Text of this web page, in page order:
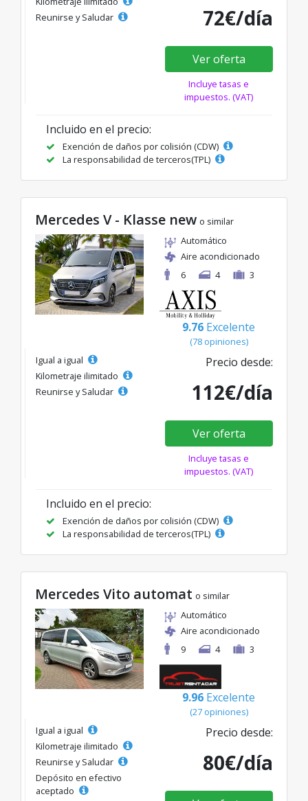
Reunirse y Saludar
72€/día
Ver oferta
Incluye tasas e
impuestos. (VAT)
Incluido en el precio:
Exención de daños por colisión (CDW)
La responsabilidad de terceros(TPL)
Mercedes V - Klasse new o similar
Automático
Aire acondicionado
6
4 3
9.76 Excelente
(78 opiniones)
Igual a igual
Kilometraje ilimitado
Reunirse y Saludar
Precio desde:
112€/día
Ver oferta
Incluye tasas e
impuestos. (VAT)
Incluido en el precio:
Exención de daños por colisión (CDW)
La responsabilidad de terceros(TPL)
Mercedes Vito automat o similar
Automático
Aire acondicionado
9
4 3
9.96 Excelente
(27 opiniones)
Igual a igual
Kilometraje ilimitado
Reunirse y Saludar
Depósito en efectivo
aceptado
Precio desde:
80€/día